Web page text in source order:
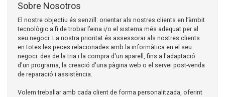
Sobre Nosotros
El nostre objectiu és senzill: orientar als nostres clients en l’àmbit
tecnològic a fi de trobar l’eina i/o el sistema més adequat per al
seu negoci. La nostra prioritat és assessorar als nostres clients
en totes les peces relacionades amb la informàtica en el seu
negoci: des de la tria i la compra d'un aparell, fins a l'adaptació
d'un programa, la creació d'una pàgina web o el servei post-venda
de reparació i assistència.
Volem treballar amb cada client de forma personalitzada, oferint